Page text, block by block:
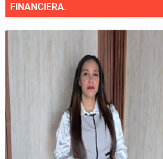
FINANCIERA.